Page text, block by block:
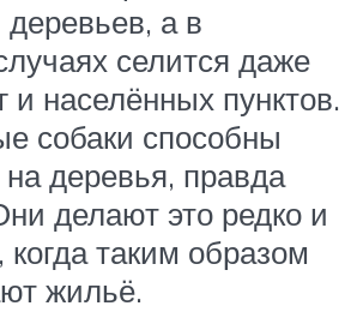
а в
селится даже
и населённых пунктов.
собаки способны
на деревья, правда
делают это редко и
таким образом
жильё.